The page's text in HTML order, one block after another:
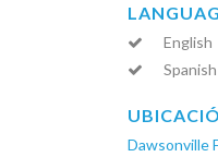
English
Spanish
Dawsonville